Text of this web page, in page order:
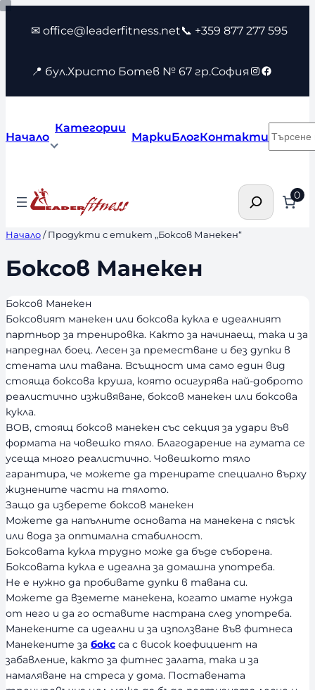
Към
съдържанието
✉ office@leaderfitness.net📞 +359 877 277 595
📍 бул.Христо Ботев № 67 гр.София Instagram
Facebook
Начало
Категории
МаркиБлогКонтакти
Търсене 0
Начало/ Продукти с етикет „Боксов Манекен“
Боксов Манекен
Боксов Манекен
Боксовият манекен или боксова кукла е идеалният
партньор за тренировка. Както за начинаещ, така и за
напреднал боец. Лесен за преместване и без дупки в
стената или тавана. Всъщност има само един вид
стояща боксова круша, която осигурява най-доброто
реалистично изживяване, боксов манекен или боксова
кукла.
BOB, стоящ боксов манекен със секция за удари във
формата на човешко тяло. Благодарение на гумата се
усеща много реалистично. Човешкото тяло
гарантира, че можете да тренирате специално върху
жизнените части на тялото.
Защо да изберете боксов манекен
Можете да напълните основата на манекена с пясък
или вода за оптимална стабилност.
Боксовата кукла трудно може да бъде съборена.
Боксовата кукла е идеална за домашна употреба.
Не е нужно да пробивате дупки в тавана си.
Можете да вземете манекена, когато имате нужда
от него и да го оставите настрана след употреба.
Манекените са идеални и за използване във фитнеса
Манекените за бокс са с висок коефициент на
забавление, както за фитнес залата, така и за
намаляване на стреса у дома. Поставената